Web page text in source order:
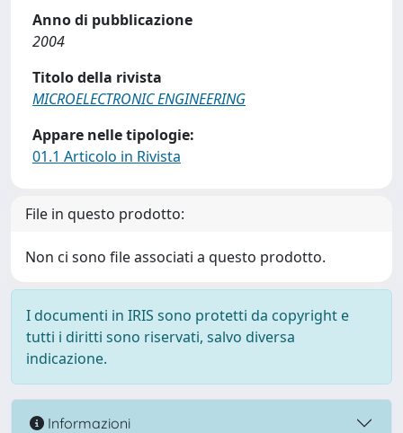
Anno di pubblicazione
2004
Titolo della rivista
MICROELECTRONIC ENGINEERING
Appare nelle tipologie:
01.1 Articolo in Rivista
File in questo prodotto:
Non ci sono file associati a questo prodotto.
I documenti in IRIS sono protetti da copyright e
tutti i diritti sono riservati, salvo diversa
indicazione.
Informazioni